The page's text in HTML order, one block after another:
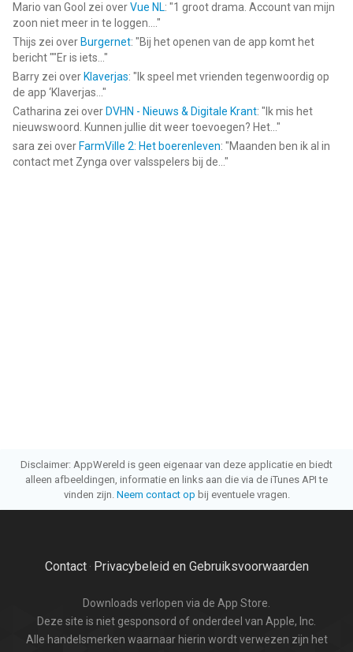
Mario van Gool zei overVue NL: "1 groot drama. Account van mijn
zoon niet meer in te loggen.... "
Thijs zei over Burgernet: "Bij het openen van de app komt het
bericht ""Er is iets... "
Barry zei over Klaverjas: " Ik speel met vrienden tegenwoordig op
de app ‘Klaverjas... "
Catharina zei over DVHN - Nieuws & Digitale Krant: " Ik mis het
nieuwswoord. Kunnen jullie dit weer toevoegen? Het... "
sara zei over FarmVille 2: Het boerenleven: "Maanden ben ik al in
contact met Zynga over valsspelers bij de... "
Disclaimer: AppWereld is geen eigenaar van deze applicatie en biedt
alleen afbeeldingen, informatie en links aan die via de iTunes API te
vinden zijn. Neem contact op bij eventuele vragen.
Contact· Privacybeleid en Gebruiksvoorwaarden
Downloads verlopen via de App Store.
Deze site is niet gesponsord of onderdeel van Apple, Inc.
Alle handelsmerken waarnaar hierin wordt verwezen zijn het